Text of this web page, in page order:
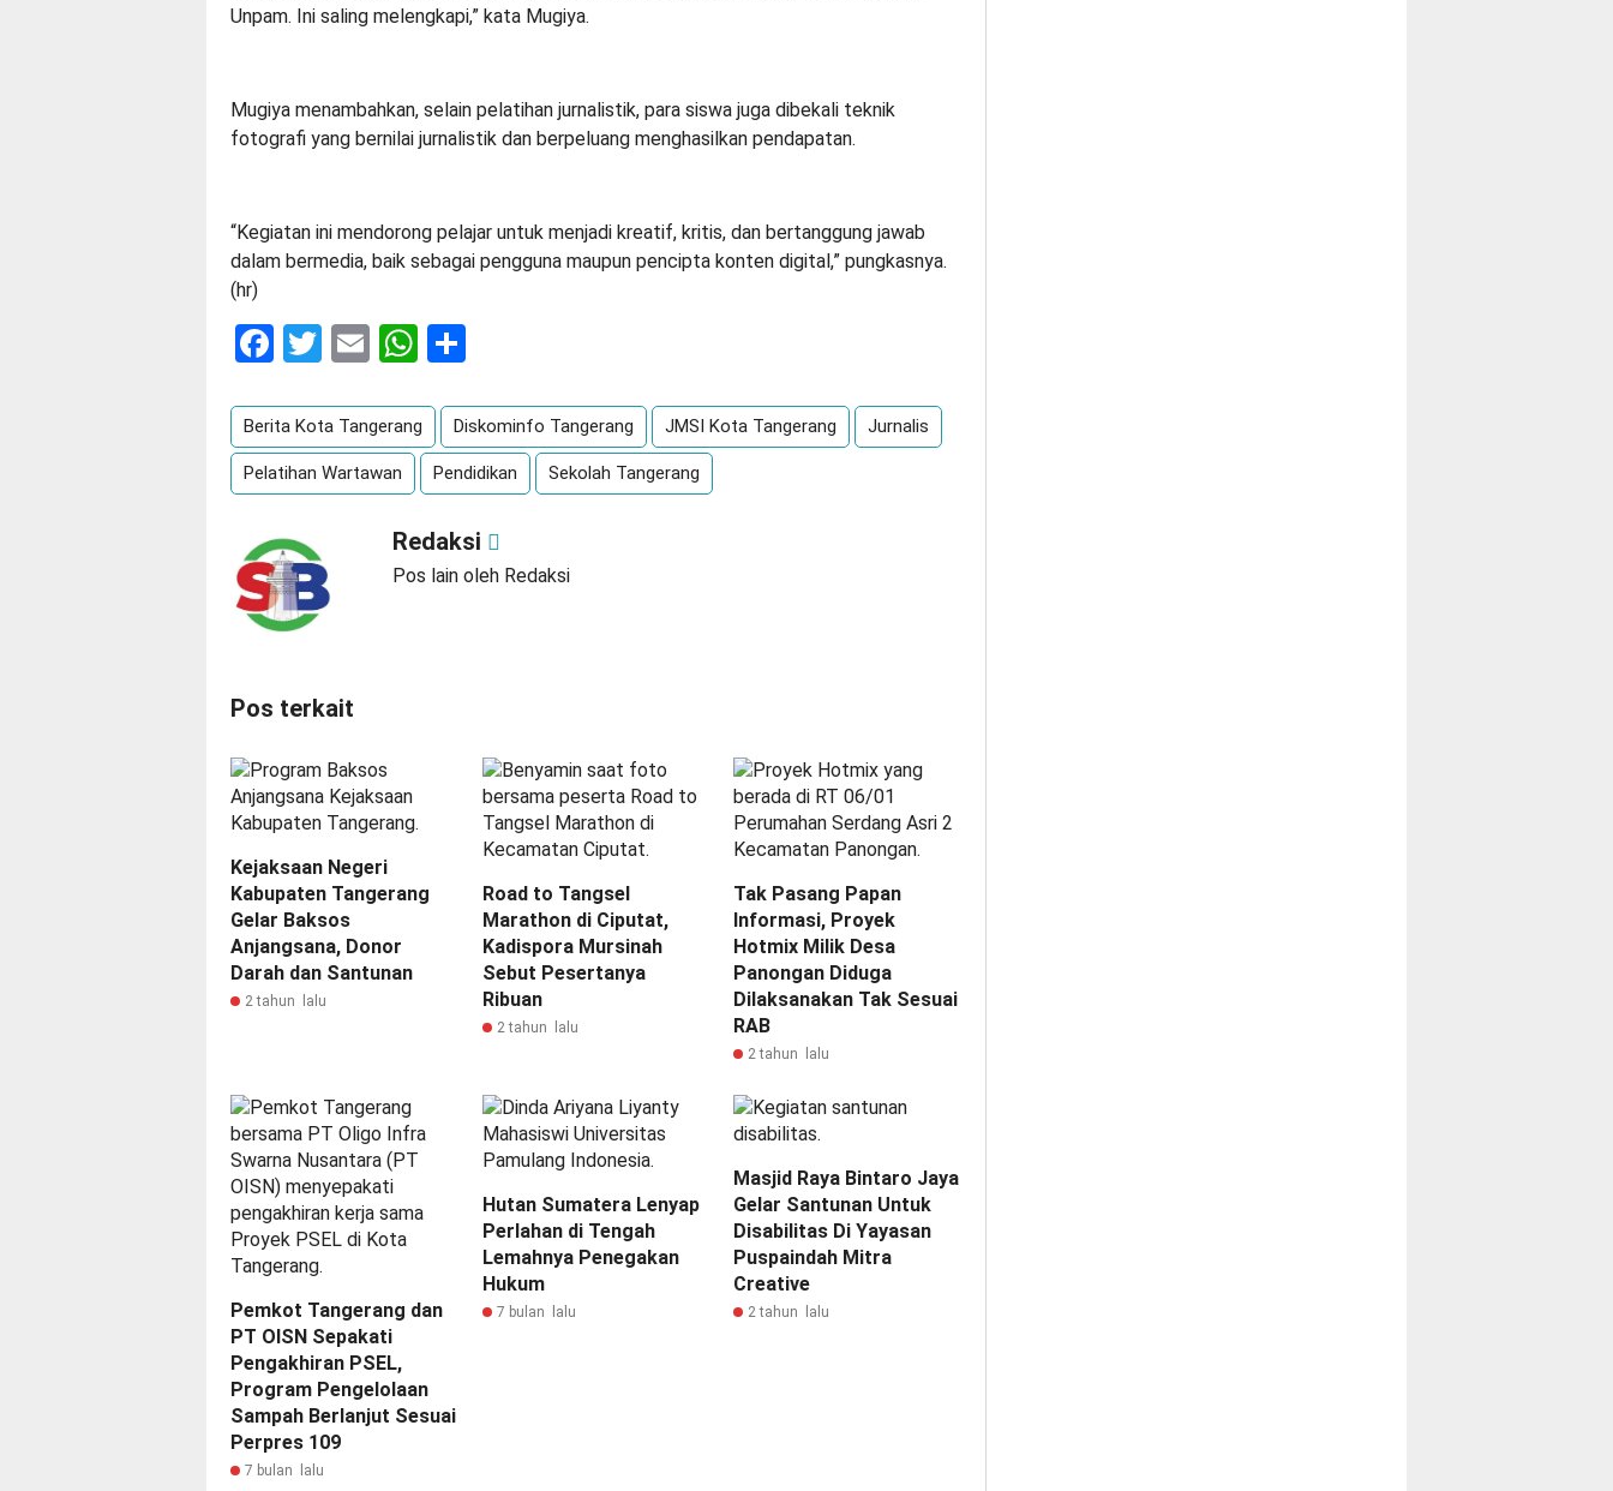
Unpam. Ini saling melengkapi,” kata Mugiya.
Mugiya menambahkan, selain pelatihan jurnalistik, para siswa juga dibekali teknik
fotografi yang bernilai jurnalistik dan berpeluang menghasilkan pendapatan.
“Kegiatan ini mendorong pelajar untuk menjadi kreatif, kritis, dan bertanggung jawab
dalam bermedia, baik sebagai pengguna maupun pencipta konten digital,” pungkasnya.
(hr)
Facebook
Twitter
EmailWhatsApp
Berita Kota Tangerang Diskominfo Tangerang JMSI Kota Tangerang Jurnalis
Pelatihan Wartawan Pendidikan Sekolah Tangerang
Redaksi
Pos lain oleh Redaksi
Pos terkait
Kejaksaan Negeri
Kabupaten Tangerang
Gelar Baksos
Anjangsana, Donor
Darah dan Santunan
2 tahun lalu
Road to Tangsel
Marathon di Ciputat,
Kadispora Mursinah
Sebut Pesertanya
Ribuan
2 tahun lalu
Tak Pasang Papan
Informasi, Proyek
Hotmix Milik Desa
Panongan Diduga
Dilaksanakan Tak Sesuai
RAB
2 tahun lalu
Pemkot Tangerang dan
PT OISN Sepakati
Pengakhiran PSEL,
Program Pengelolaan
Sampah Berlanjut Sesuai
Perpres 109
7 bulan lalu
Hutan Sumatera Lenyap
Perlahan di Tengah
Lemahnya Penegakan
Hukum
7 bulan lalu
Masjid Raya Bintaro Jaya
Gelar Santunan Untuk
Disabilitas Di Yayasan
Puspaindah Mitra
Creative
2 tahun lalu